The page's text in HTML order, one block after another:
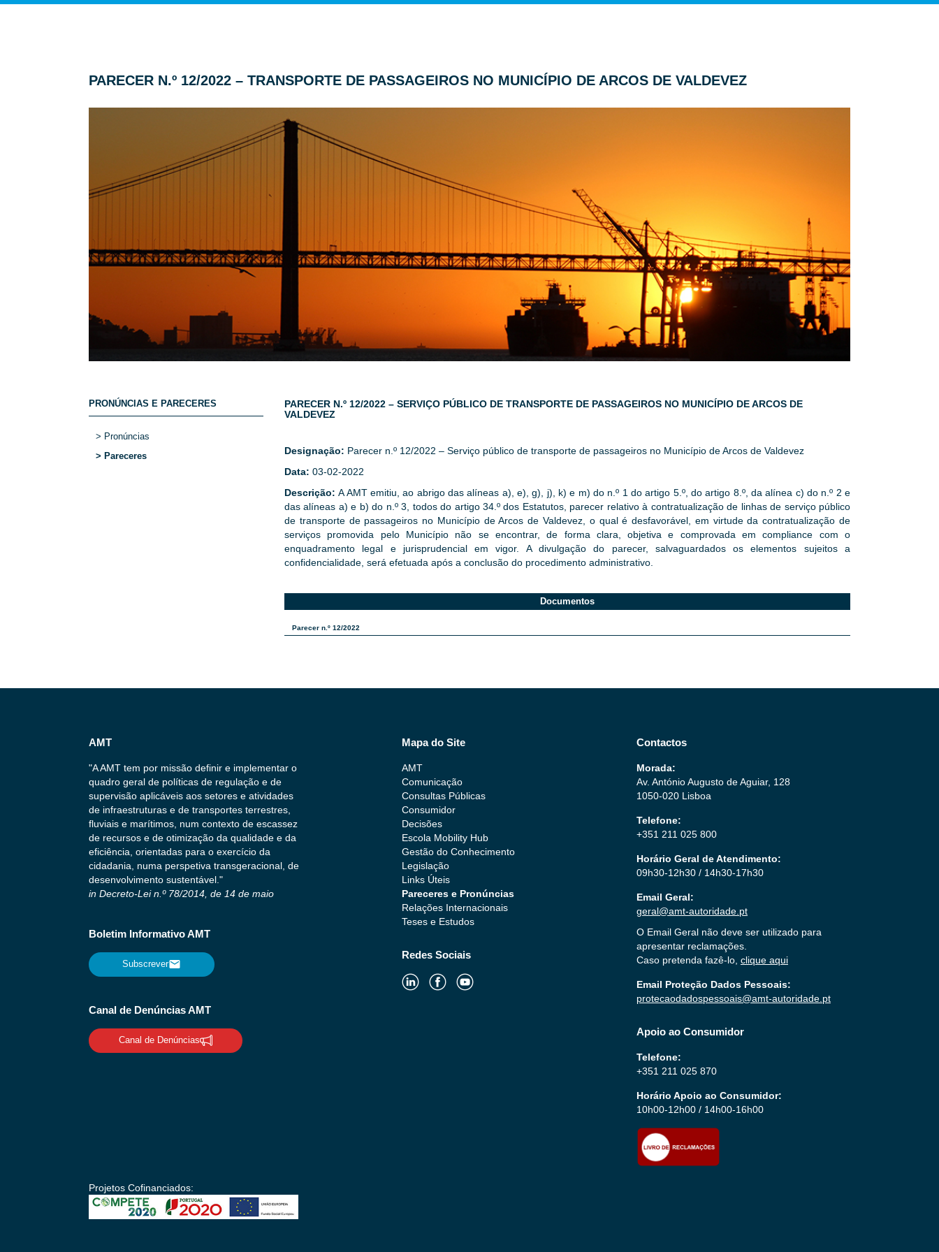
PARECER N.º 12/2022 – TRANSPORTE DE PASSAGEIROS NO MUNICÍPIO DE ARCOS DE VALDEVEZ
PRONÚNCIAS E PARECERES
> Pronúncias
> Pareceres
PARECER N.º 12/2022 – SERVIÇO PÚBLICO DE TRANSPORTE DE PASSAGEIROS NO MUNICÍPIO DE ARCOS DE
VALDEVEZ
Designação: Parecer n.º 12/2022 – Serviço público de transporte de passageiros no Município de Arcos de Valdevez
Data: 03-02-2022
Descrição:A AMT emitiu, ao abrigo das alíneas a), e), g), j), k) e m) do n.º 1 do artigo 5.º, do artigo 8.º, da alínea c) do n.º 2 e
das alíneas a) e b) do n.º 3, todos do artigo 34.º dos Estatutos, parecer relativo à contratualização de linhas de serviço público
de transporte de passageiros no Município de Arcos de Valdevez, o qual é desfavorável, em virtude da contratualização de
serviços promovida pelo Município não se encontrar, de forma clara, objetiva e comprovada em compliance com o
enquadramento legal e jurisprudencial em vigor. A divulgação do parecer, salvaguardados os elementos sujeitos a
confidencialidade, será efetuada após a conclusão do procedimento administrativo.
Documentos
Parecer n.º 12/2022
AMT
"A AMT tem por missão definir e implementar o
quadro geral de políticas de regulação e de
supervisão aplicáveis aos setores e atividades
de infraestruturas e de transportes terrestres,
fluviais e marítimos, num contexto de escassez
de recursos e de otimização da qualidade e da
eficiência, orientadas para o exercício da
cidadania, numa perspetiva transgeracional, de
desenvolvimento sustentável."
in Decreto-Lei n.º 78/2014, de 14 de maio
Boletim Informativo AMT
Subscrever
Canal de Denúncias AMT
Canal de Denúncias
Mapa do Site
AMT
Comunicação
Consultas Públicas
Consumidor
Decisões
Escola Mobility Hub
Gestão do Conhecimento
Legislação
Links Úteis
Pareceres e Pronúncias
Relações Internacionais
Teses e Estudos
Redes Sociais
Contactos
Morada:
Av. António Augusto de Aguiar, 128
1050-020 Lisboa
Telefone:
+351 211 025 800
Horário Geral de Atendimento:
09h30-12h30 / 14h30-17h30
Email Geral:
geral@amt-autoridade.pt
O Email Geral não deve ser utilizado para
apresentar reclamações.
Caso pretenda fazê-lo, clique aqui
Email Proteção Dados Pessoais:
protecaodadospessoais@amt-autoridade.pt
Apoio ao Consumidor
Telefone:
+351 211 025 870
Horário Apoio ao Consumidor:
10h00-12h00 / 14h00-16h00
Projetos Cofinanciados: